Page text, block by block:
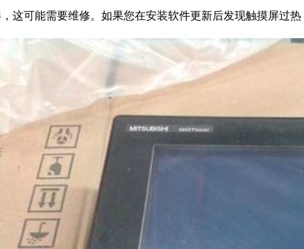
这可能需要维修。如果您在安装软件更新后发现触摸屏过热